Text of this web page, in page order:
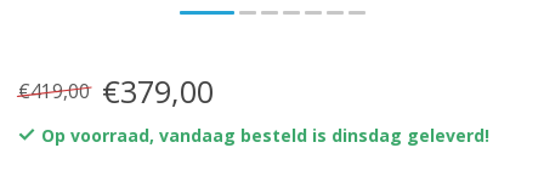
€419,00 €379,00
Op voorraad, vandaag besteld is dinsdag geleverd!